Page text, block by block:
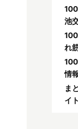
池
れ
情
ま
イ